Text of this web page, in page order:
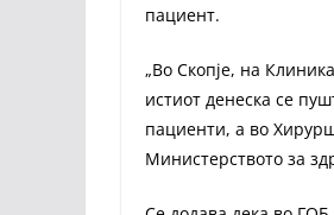
пациент.
„Во Скопје, на
истиот денеска се
пациенти, а во
Министерството за